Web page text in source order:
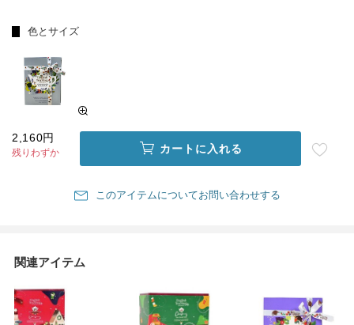
色とサイズ
2,160円
残りわずか カートに入れる
このアイテムについてお問い合わせする
関連アイテム